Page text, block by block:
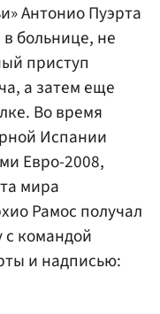
Антонио Пуэрта
больнице, не
приступ
а затем еще
Во время
Испании
Евро-2008,
мира
Рамос получал
с командой
и надписью: